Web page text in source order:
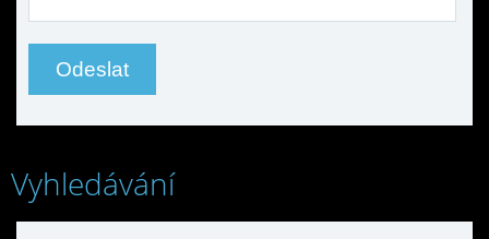
Vyhledávání